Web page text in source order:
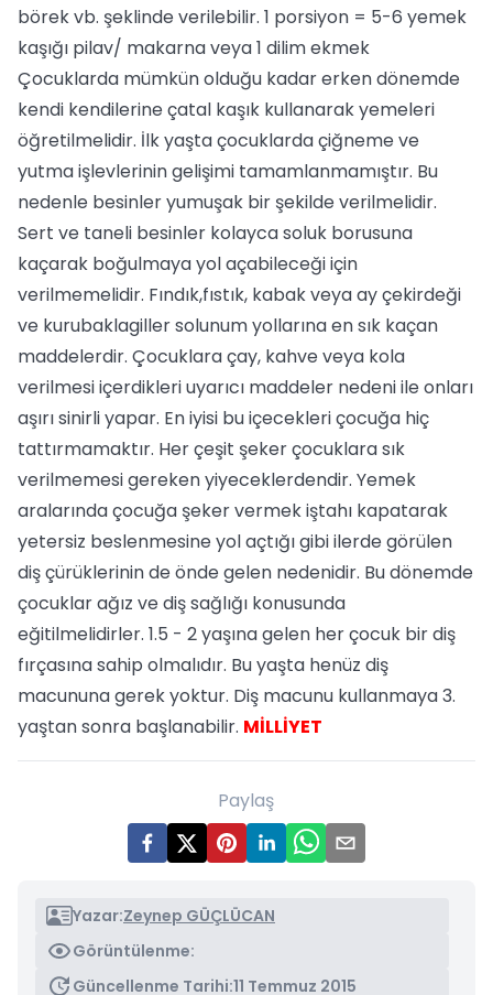
börek vb. şeklinde verilebilir. 1 porsiyon = 5-6 yemek
kaşığı pilav/ makarna veya 1 dilim ekmek
Çocuklarda mümkün olduğu kadar erken dönemde
kendi kendilerine çatal kaşık kullanarak yemeleri
öğretilmelidir. İlk yaşta çocuklarda çiğneme ve
yutma işlevlerinin gelişimi tamamlanmamıştır. Bu
nedenle besinler yumuşak bir şekilde verilmelidir.
Sert ve taneli besinler kolayca soluk borusuna
kaçarak boğulmaya yol açabileceği için
verilmemelidir. Fındık,fıstık, kabak veya ay çekirdeği
ve kurubaklagiller solunum yollarına en sık kaçan
maddelerdir. Çocuklara çay, kahve veya kola
verilmesi içerdikleri uyarıcı maddeler nedeni ile onları
aşırı sinirli yapar. En iyisi bu içecekleri çocuğa hiç
tattırmamaktır. Her çeşit şeker çocuklara sık
verilmemesi gereken yiyeceklerdendir. Yemek
aralarında çocuğa şeker vermek iştahı kapatarak
yetersiz beslenmesine yol açtığı gibi ilerde görülen
diş çürüklerinin de önde gelen nedenidir. Bu dönemde
çocuklar ağız ve diş sağlığı konusunda
eğitilmelidirler. 1.5 - 2 yaşına gelen her çocuk bir diş
fırçasına sahip olmalıdır. Bu yaşta henüz diş
macununa gerek yoktur. Diş macunu kullanmaya 3.
yaştan sonra başlanabilir. MİLLİYET
Paylaş
Yazar:Zeynep GÜÇLÜCAN
Görüntülenme:
Güncellenme Tarihi:11 Temmuz 2015